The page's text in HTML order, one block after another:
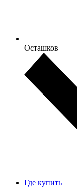
Осташков
Где купить